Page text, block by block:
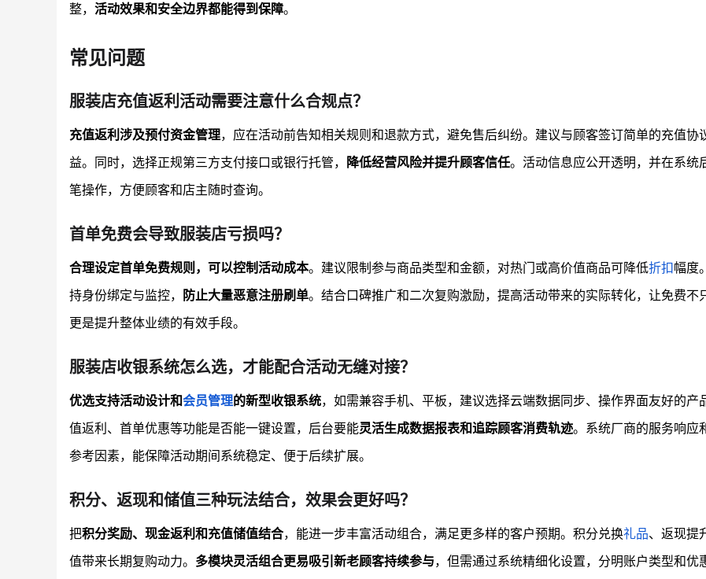
整， 活动效果和安全边界都能得到保障。
常见问题
服装店充值返利活动需要注意什么合规点？
充值返利涉及预付资金管理，应在活动前告知相关规则和退款方式，避免售后纠纷。建议与顾客签订简单的充值协
益。同时，选择正规第三方支付接口或银行托管， 降低经营风险并提升顾客信任。活动信息应公开透明，并在系统
笔操作，方便顾客和店主随时查询。
首单免费会导致服装店亏损吗？
合理设定首单免费规则，可以控制活动成本。建议限制参与商品类型和金额，对热门或高价值商品可降低折扣幅度
持身份绑定与监控， 防止大量恶意注册刷单。结合口碑推广和二次复购激励，提高活动带来的实际转化，让免费不
更是提升整体业绩的有效手段。
服装店收银系统怎么选，才能配合活动无缝对接？
优选支持活动设计和会员管理的新型收银系统，如需兼容手机、平板，建议选择云端数据同步、操作界面友好的产
值返利、首单优惠等功能是否能一键设置，后台要能灵活生成数据报表和追踪顾客消费轨迹。系统厂商的服务响应
参考因素，能保障活动期间系统稳定、便于后续扩展。
积分、返现和储值三种玩法结合，效果会更好吗？
把积分奖励、现金返利和充值储值结合，能进一步丰富活动组合，满足更多样的客户预期。积分兑换礼品、返现提
值带来长期复购动力。 多模块灵活组合更易吸引新老顾客持续参与，但需通过系统精细化设置，分明账户类型和优